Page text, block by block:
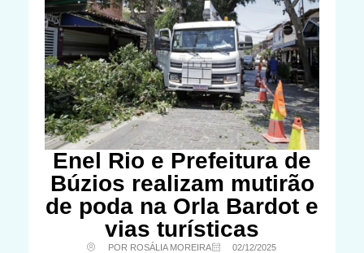
Enel Rio e Prefeitura de
Búzios realizam mutirão
de poda na Orla Bardot e
vias turísticas
POR ROSÁLIA MOREIRA
02/12/2025